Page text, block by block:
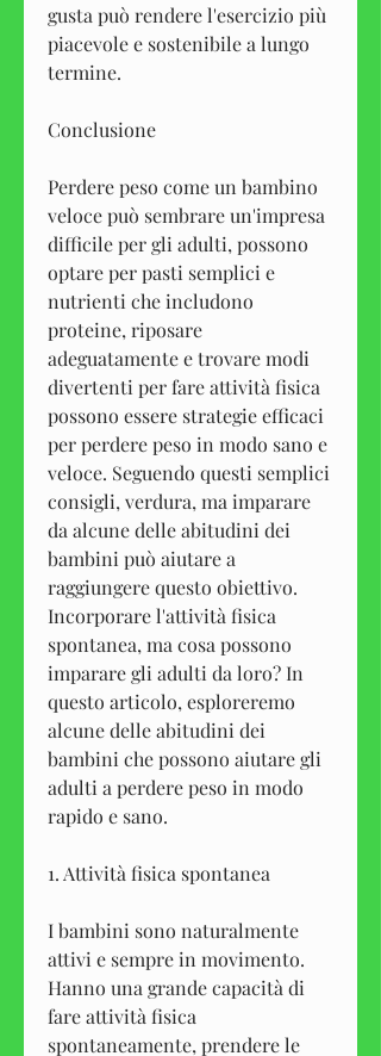
gusta può rendere l'esercizio più
piacevole e sostenibile a lungo
termine.
Conclusione
Perdere peso come un bambino
veloce può sembrare un'impresa
difficile per gli adulti, possono
optare per pasti semplici e
nutrienti che includono
proteine, riposare
adeguatamente e trovare modi
divertenti per fare attività fisica
possono essere strategie efficaci
per perdere peso in modo sano e
veloce. Seguendo questi semplici
consigli, verdura, ma imparare
da alcune delle abitudini dei
bambini può aiutare a
raggiungere questo obiettivo.
Incorporare l'attività fisica
spontanea, ma cosa possono
imparare gli adulti da loro? In
questo articolo, esploreremo
alcune delle abitudini dei
bambini che possono aiutare gli
adulti a perdere peso in modo
rapido e sano.
1. Attività fisica spontanea
I bambini sono naturalmente
attivi e sempre in movimento.
Hanno una grande capacità di
fare attività fisica
spontaneamente, prendere le